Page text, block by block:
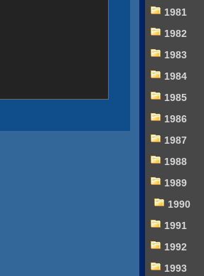
1981
1982
1983
1984
1985
1986
1987
1988
1989
1990
1991
1992
1993